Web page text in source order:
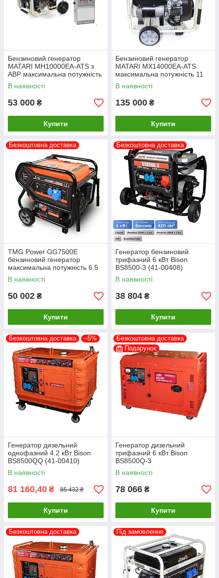
Бензиновий генератор
MATARI MH10000EA-ATS з
АВР максимальна потужність
7 кВт
В наявності
53 000 ₴
Купити
Бензиновий генератор
MATARI MX14000EA-ATS
максимальна потужність 11
кВт
В наявності
135 000 ₴
Купити
Безкоштовна доставка
TMG Power GG7500E
бензиновий генератор
максимальна потужність 6.5
кВт
В наявності
50 002 ₴
Купити
Безкоштовна доставка
Генератор бензиновий
трифазний 6 кВт Bison
BS8500-3 (41-00408)
В наявності
38 804 ₴
Купити
Безкоштовна доставка –5%
Генератор дизельний
однофазний 4.2 кВт Bison
BS8500QQ (41-00410)
В наявності
81 160,40 ₴ 85 432 ₴
Купити
Безкоштовна доставка
Подарунок
Генератор дизельний
трифазний 6 кВт Bison
BS8500Q-3
В наявності
78 066 ₴
Купити
Безкоштовна доставка Під замовлення